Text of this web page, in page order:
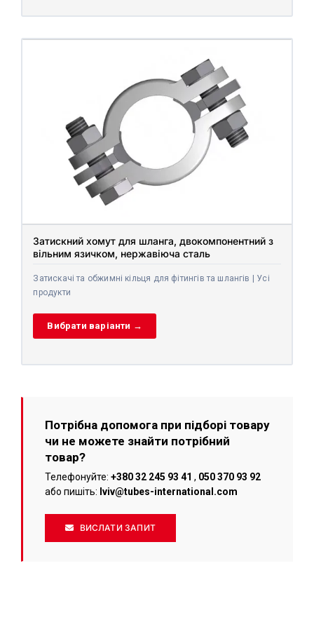
Затискний хомут для шланга, двокомпонентний з
вільним язичком, нержавіюча сталь
Затискачі та обжимні кільця для фітингів та шлангів | Усі
продукти
Вибрати варіанти →
Потрібна допомога при підборі товару
чи не можете знайти потрібний
товар?
Телефонуйте: +380 32 245 93 41 , 050 370 93 92
або пишіть: lviv@tubes-international.com
ВИСЛАТИ ЗАПИТ